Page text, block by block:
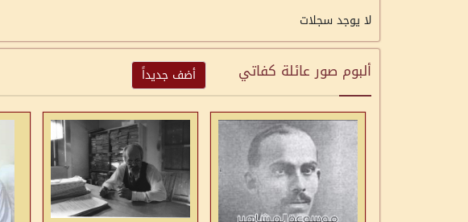
لا يوجد سجلات
ألبوم صور عائلة كفاتي أضف جديداً